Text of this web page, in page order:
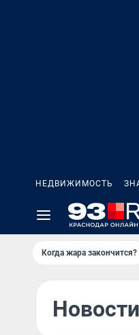
НЕДВИЖИМОСТЬ
Когда жара закончится?